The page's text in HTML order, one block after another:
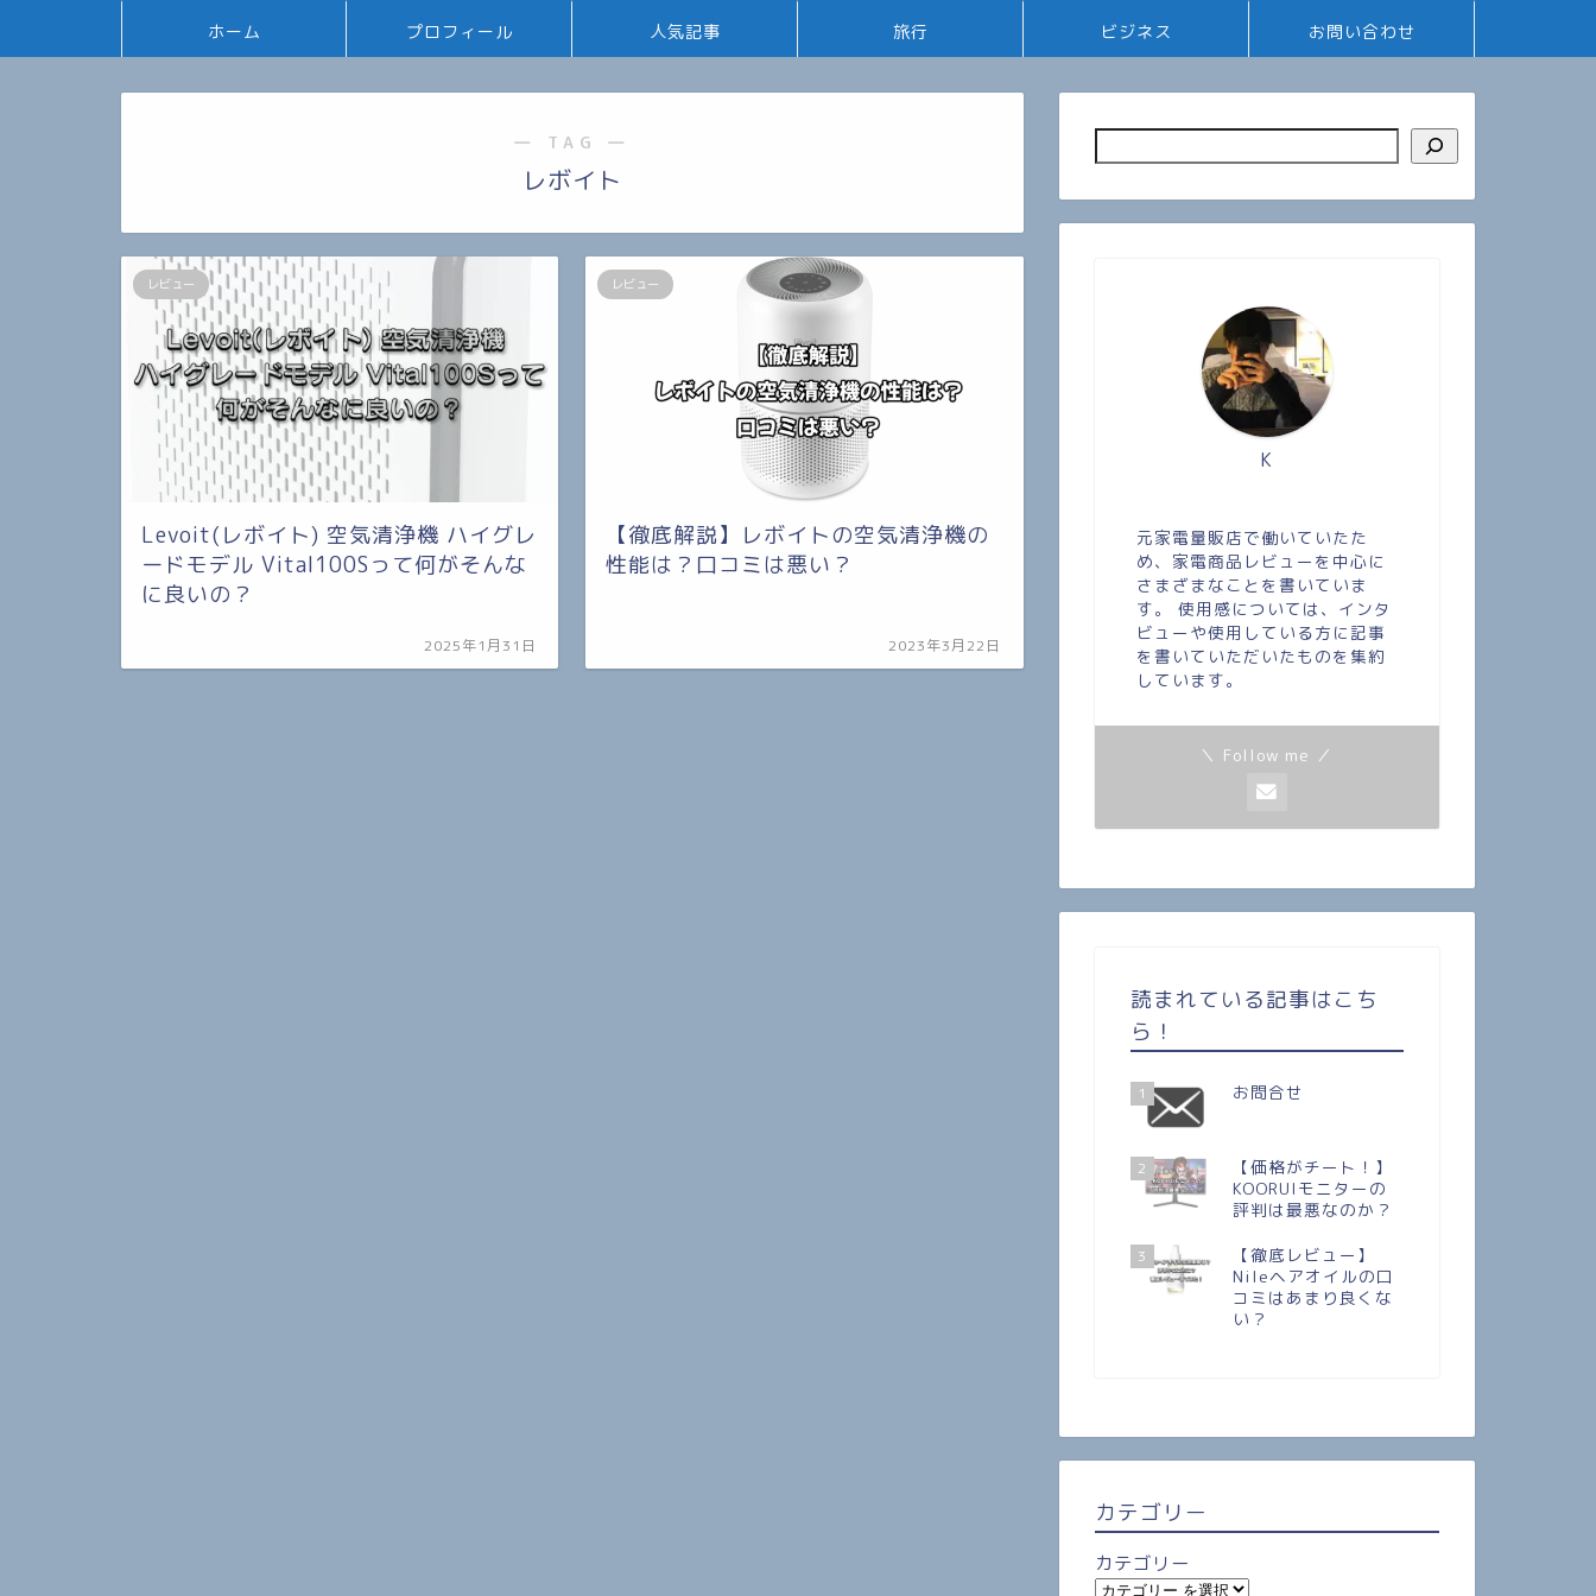
ホーム プロフィール 人気記事 旅行 ビジネス お問い合わせ
― TAG ―
レボイト
レビュー
Levoit(レボイト) 空気清浄機 ハイグレ
ードモデル Vital100Sって何がそんな
に良いの？
2025年1月31日
レビュー
【徹底解説】レボイトの空気清浄機の
性能は？口コミは悪い？
2023年3月22日
K
元家電量販店で働いていたた
め、家電商品レビューを中心に
さまざまなことを書いていま
す。 使用感については、インタ
ビューや使用している方に記事
を書いていただいたものを集約
しています。
＼ Follow me ／
読まれている記事はこち
ら！
1 お問合せ
2
【価格がチート！】
KOORUIモニターの
評判は最悪なのか？
3
【徹底レビュー】
Nileヘアオイルの口
コミはあまり良くな
い？
カテゴリー
カテゴリー